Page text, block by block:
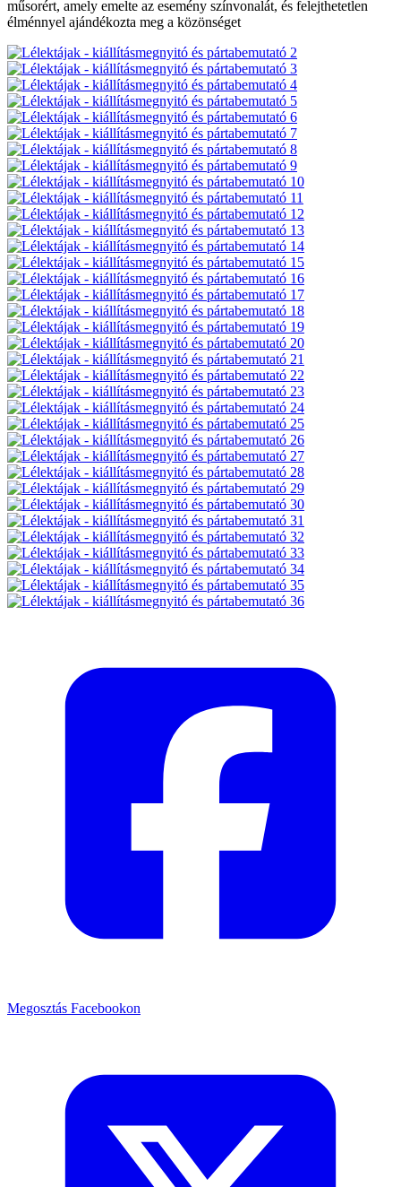
műsorért, amely emelte az esemény színvonalát, és felejthetetlen
élménnyel ajándékozta meg a közönséget
Megosztás Facebookon